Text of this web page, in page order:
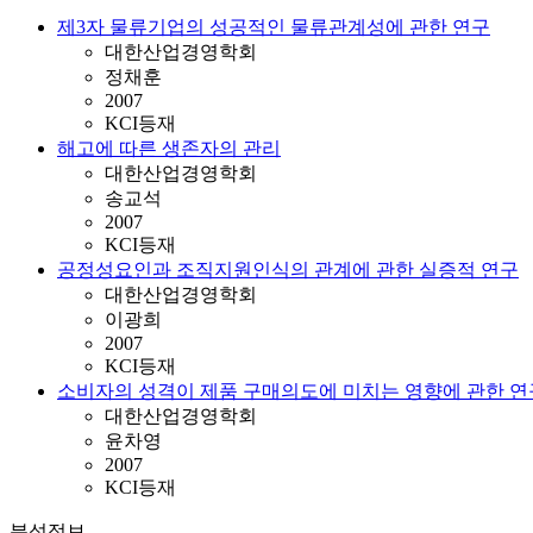
제3자 물류기업의 성공적인 물류관계성에 관한 연구
대한산업경영학회
정채훈
2007
KCI등재
해고에 따른 생존자의 관리
대한산업경영학회
송교석
2007
KCI등재
공정성요인과 조직지원인식의 관계에 관한 실증적 연구
대한산업경영학회
이광희
2007
KCI등재
소비자의 성격이 제품 구매의도에 미치는 영향에 관한 연
대한산업경영학회
윤차영
2007
KCI등재